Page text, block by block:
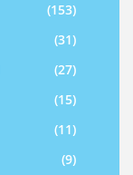
(153)
(31)
(27)
(15)
(11)
(9)